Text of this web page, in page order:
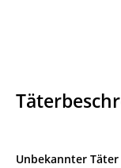
Unbekannter Täter